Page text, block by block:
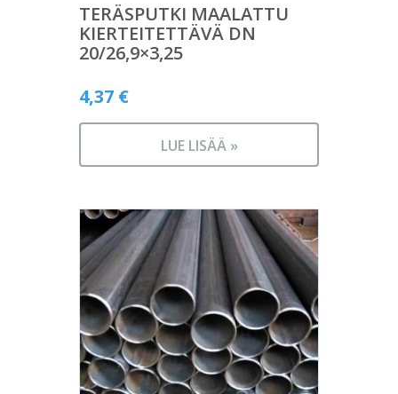
TERÄSPUTKI MAALATTU
KIERTEITETTÄVÄ DN
20/26,9×3,25
4,37 €
LUE LISÄÄ »